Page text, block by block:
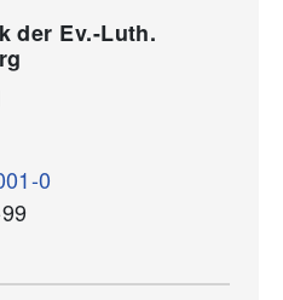
der Ev.-Luth.
0